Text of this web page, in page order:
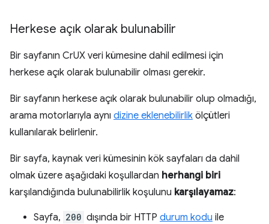
Herkese açık olarak bulunabilir
Bir sayfanın CrUX veri kümesine dahil edilmesi için
herkese açık olarak bulunabilir olması gerekir.
Bir sayfanın herkese açık olarak bulunabilir olup olmadığı,
arama motorlarıyla aynı dizine eklenebilirlik ölçütleri
kullanılarak belirlenir.
Bir sayfa, kaynak veri kümesinin kök sayfaları da dahil
olmak üzere aşağıdaki koşullardan herhangi biri
karşılandığında bulunabilirlik koşulunu karşılayamaz:
Sayfa, 200 dışında bir HTTP durum kodu ile